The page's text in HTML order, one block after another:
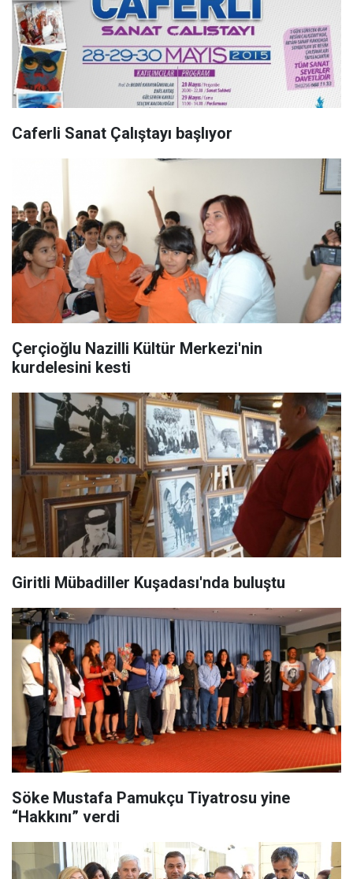
Caferli Sanat Çalıştayı başlıyor
Çerçioğlu Nazilli Kültür Merkezi'nin
kurdelesini kesti
Giritli Mübadiller Kuşadası'nda buluştu
Söke Mustafa Pamukçu Tiyatrosu yine
“Hakkını” verdi